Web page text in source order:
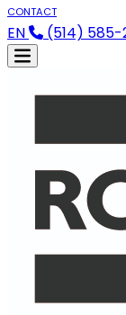
CONTACT
EN (514) 585-